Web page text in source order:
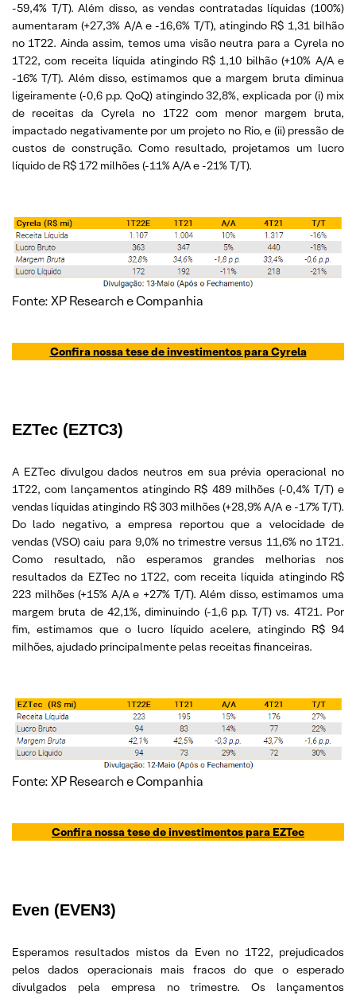
-59,4% T/T). Além disso, as vendas contratadas líquidas (100%)
aumentaram (+27,3% A/A e -16,6% T/T), atingindo R$ 1,31 bilhão
no 1T22. Ainda assim, temos uma visão neutra para a Cyrela no
1T22, com receita líquida atingindo R$ 1,10 bilhão (+10% A/A e
-16% T/T). Além disso, estimamos que a margem bruta diminua
ligeiramente (-0,6 p.p. QoQ) atingindo 32,8%, explicada por (i) mix
de receitas da Cyrela no 1T22 com menor margem bruta,
impactado negativamente por um projeto no Rio, e (ii) pressão de
custos de construção. Como resultado, projetamos um lucro
líquido de R$ 172 milhões (-11% A/A e -21% T/T).
Fonte: XP Research e Companhia
Confira nossa tese de investimentos paraCyrela
EZTec (EZTC3)
A EZTec divulgou dados neutros em sua prévia operacional no
1T22, com lançamentos atingindo R$ 489 milhões (-0,4% T/T) e
vendas líquidas atingindo R$ 303 milhões (+28,9% A/A e -17% T/T).
Do lado negativo, a empresa reportou que a velocidade de
vendas (VSO) caiu para 9,0% no trimestre versus 11,6% no 1T21.
Como resultado, não esperamos grandes melhorias nos
resultados da EZTec no 1T22, com receita líquida atingindo R$
223 milhões (+15% A/A e +27% T/T). Além disso, estimamos uma
margem bruta de 42,1%, diminuindo (-1,6 p.p. T/T) vs. 4T21. Por
fim, estimamos que o lucro líquido acelere, atingindo R$ 94
milhões, ajudado principalmente pelas receitas financeiras.
Fonte: XP Research e Companhia
Confira nossa tese de investimentos para EZTec
Even (EVEN3)
Esperamos resultados mistos da Even no 1T22, prejudicados
pelos dados operacionais mais fracos do que o esperado
divulgados pela empresa no trimestre. Os lançamentos